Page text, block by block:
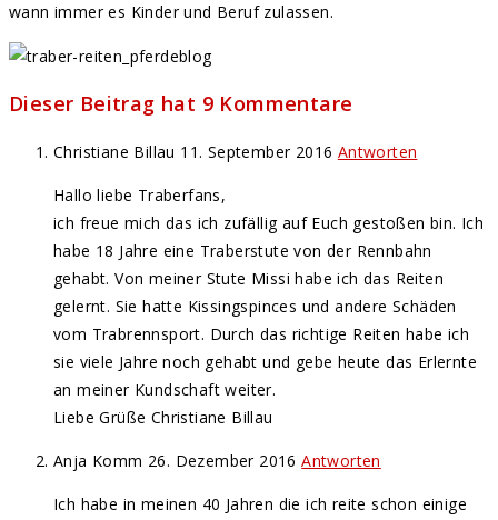
wann immer es Kinder und Beruf zulassen.
Dieser Beitrag hat 9 Kommentare
Christiane Billau 11. September 2016 Antworten
Hallo liebe Traberfans,
ich freue mich das ich zufällig auf Euch gestoßen bin. Ich
habe 18 Jahre eine Traberstute von der Rennbahn
gehabt. Von meiner Stute Missi habe ich das Reiten
gelernt. Sie hatte Kissingspinces und andere Schäden
vom Trabrennsport. Durch das richtige Reiten habe ich
sie viele Jahre noch gehabt und gebe heute das Erlernte
an meiner Kundschaft weiter.
Liebe Grüße Christiane Billau
Anja Komm 26. Dezember 2016 Antworten
Ich habe in meinen 40 Jahren die ich reite schon einige